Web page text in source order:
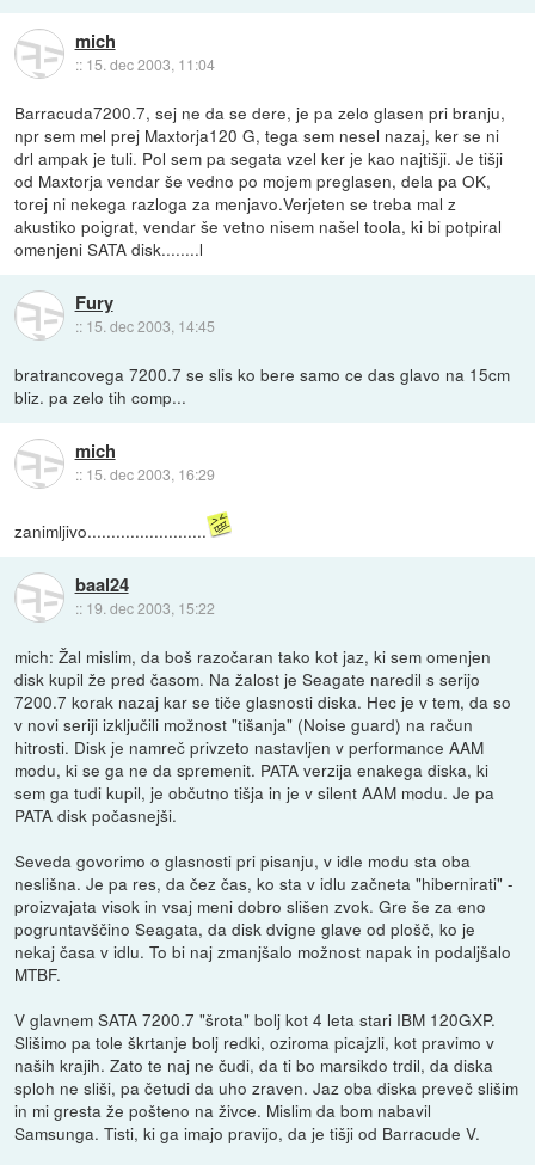
mich
:: 15. dec 2003, 11:04
Barracuda7200.7, sej ne da se dere, je pa zelo glasen pri branju,
npr sem mel prej Maxtorja120 G, tega sem nesel nazaj, ker se ni
drl ampak je tuli. Pol sem pa segata vzel ker je kao najtišji. Je tišji
od Maxtorja vendar še vedno po mojem preglasen, dela pa OK,
torej ni nekega razloga za menjavo.Verjeten se treba mal z
akustiko poigrat, vendar še vetno nisem našel toola, ki bi potpiral
omenjeni SATA disk........l
Fury
:: 15. dec 2003, 14:45
bratrancovega 7200.7 se slis ko bere samo ce das glavo na 15cm
bliz. pa zelo tih comp...
mich
:: 15. dec 2003, 16:29
zanimljivo.........................
baal24
:: 19. dec 2003, 15:22
mich: Žal mislim, da boš razočaran tako kot jaz, ki sem omenjen
disk kupil že pred časom. Na žalost je Seagate naredil s serijo
7200.7 korak nazaj kar se tiče glasnosti diska. Hec je v tem, da so
v novi seriji izključili možnost "tišanja" (Noise guard) na račun
hitrosti. Disk je namreč privzeto nastavljen v performance AAM
modu, ki se ga ne da spremenit. PATA verzija enakega diska, ki
sem ga tudi kupil, je občutno tišja in je v silent AAM modu. Je pa
PATA disk počasnejši.
Seveda govorimo o glasnosti pri pisanju, v idle modu sta oba
neslišna. Je pa res, da čez čas, ko sta v idlu začneta "hibernirati" -
proizvajata visok in vsaj meni dobro slišen zvok. Gre še za eno
pogruntavščino Seagata, da disk dvigne glave od plošč, ko je
nekaj časa v idlu. To bi naj zmanjšalo možnost napak in podaljšalo
MTBF.
V glavnem SATA 7200.7 "šrota" bolj kot 4 leta stari IBM 120GXP.
Slišimo pa tole škrtanje bolj redki, oziroma picajzli, kot pravimo v
naših krajih. Zato te naj ne čudi, da ti bo marsikdo trdil, da diska
sploh ne sliši, pa četudi da uho zraven. Jaz oba diska preveč slišim
in mi gresta že pošteno na živce. Mislim da bom nabavil
Samsunga. Tisti, ki ga imajo pravijo, da je tišji od Barracude V.